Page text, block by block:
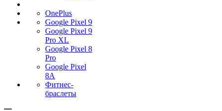
OnePlus
Google Pixel 9
Google Pixel 9
Pro XL
Google Pixel 8
Pro
Google Pixel
8A
Фитнес-
браслеты